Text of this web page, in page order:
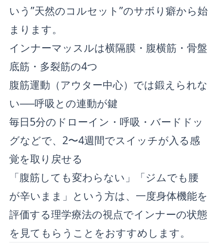
いう”天然のコルセット”のサボり癖から始
まります。
インナーマッスルは横隔膜・腹横筋・骨盤
底筋・多裂筋の4つ
腹筋運動（アウター中心）では鍛えられな
い──呼吸との連動が鍵
毎日5分のドローイン・呼吸・バードドッ
グなどで、2〜4週間でスイッチが入る感
覚を取り戻せる
「腹筋しても変わらない」「ジムでも腰
が辛いまま」という方は、一度身体機能を
評価する理学療法の視点でインナーの状態
を見てもらうことをおすすめします。